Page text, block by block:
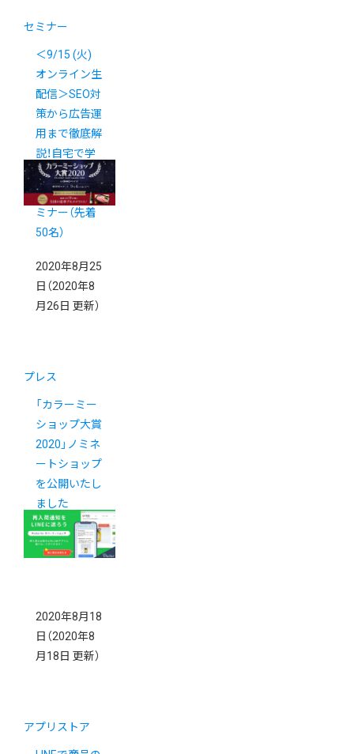
セミナー
＜9/15 (火)
オンライン生
配信＞SEO対
策から広告運
用まで徹底解
説！自宅で学
べる最新マー
ケティングセ
ミナー（先着
50名）
2020年8月25
日 （2020年8
月26日 更新）
プレス
「カラーミー
ショップ大賞
2020」ノミネ
ートショップ
を公開いたし
ました
2020年8月18
日 （2020年8
月18日 更新）
アプリストア